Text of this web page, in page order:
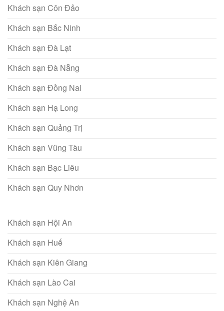
Khách sạn Côn Đảo
Khách sạn Bắc Ninh
Khách sạn Đà Lạt
Khách sạn Đà Nẵng
Khách sạn Đồng Nai
Khách sạn Hạ Long
Khách sạn Quảng Trị
Khách sạn Vũng Tàu
Khách sạn Bạc Liêu
Khách sạn Quy Nhơn
Khách sạn Hội An
Khách sạn Huế
Khách sạn Kiên Giang
Khách sạn Lào Cai
Khách sạn Nghệ An